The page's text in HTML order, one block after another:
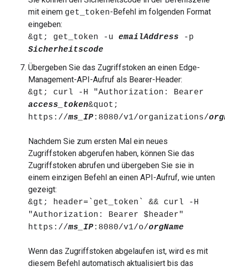
mit einem get_token-Befehl im folgenden Format
eingeben:
&gt; get_token -u emailAddress -p
Sicherheitscode
Übergeben Sie das Zugriffstoken an einen Edge-
Management-API-Aufruf als Bearer-Header:
&gt; curl -H "Authorization: Bearer
access_token&quot;
https://ms_IP:8080/v1/organizations/
Nachdem Sie zum ersten Mal ein neues
Zugriffstoken abgerufen haben, können Sie das
Zugriffstoken abrufen und übergeben Sie sie in
einem einzigen Befehl an einen API-Aufruf, wie unten
gezeigt:
&gt; header=`get_token` && curl -H
"Authorization: Bearer $header"
https://ms_IP:8080/v1/o/orgName
Wenn das Zugriffstoken abgelaufen ist, wird es mit
diesem Befehl automatisch aktualisiert bis das